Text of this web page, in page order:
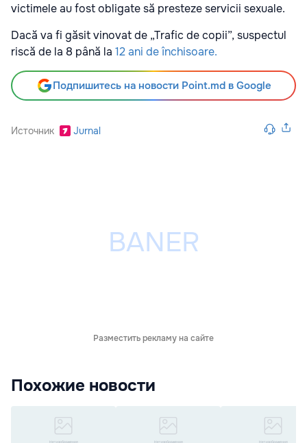
victimele au fost obligate să presteze servicii sexuale.
Dacă va fi găsit vinovat de „Trafic de copii”, suspectul
riscă de la 8 până la 12 ani de închisoare.
Подпишитесь на новости Point.md в Google
Источник Jurnal
Разместить рекламу на сайте
Похожие новости